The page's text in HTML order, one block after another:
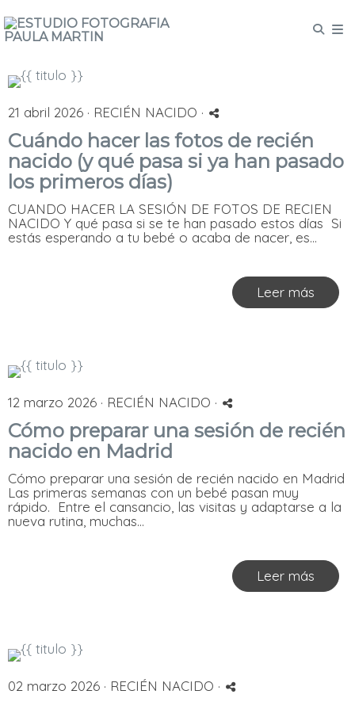
21 abril 2026 · RECIÉN NACIDO ·
Cuándo hacer las fotos de recién
nacido (y qué pasa si ya han pasado
los primeros días)
CUANDO HACER LA SESIÓN DE FOTOS DE RECIEN
NACIDO Y qué pasa si se te han pasado estos días Si
estás esperando a tu bebé o acaba de nacer, es...
Leer más
12 marzo 2026 · RECIÉN NACIDO ·
Cómo preparar una sesión de recién
nacido en Madrid
Cómo preparar una sesión de recién nacido en Madrid
Las primeras semanas con un bebé pasan muy
rápido. Entre el cansancio, las visitas y adaptarse a la
nueva rutina, muchas...
Leer más
02 marzo 2026 · RECIÉN NACIDO ·